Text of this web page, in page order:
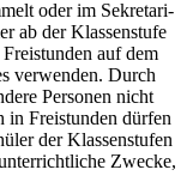
oder im Sekre­ta­ri­
ab der Klas­sen­stu­fe
auf dem
ver­wen­den. Durch
Per­so­nen nicht
in Frei­stun­den dür­fen
der Klas­sen­stu­fen
Zwe­cke,